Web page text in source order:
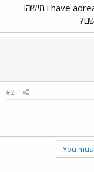
יש את האמרה של מרטין לותר קינג שאומר i have adream מישהו
#2
You